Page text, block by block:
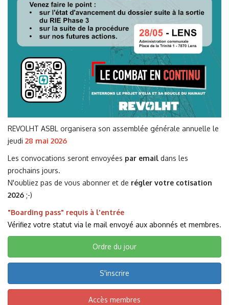
REVOLHT ASBL organisera son assemblée générale annuelle le
jeudi 28 mai 2026
Les convocations seront envoyées par email dans les
prochains jours.
N'oubliez pas de vous abonner et de régler votre cotisation
2026 ;-)
"Boarding pass" requis à l'entrée
Vérifiez votre statut via le mail envoyé aux abonnés et membres.
Ordre du jour
S'inscrire
Accès membres